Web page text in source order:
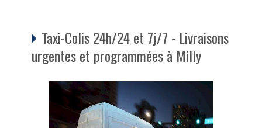
Taxi-Colis 24h/24 et 7j/7 - Livraisons
urgentes et programmées à Milly